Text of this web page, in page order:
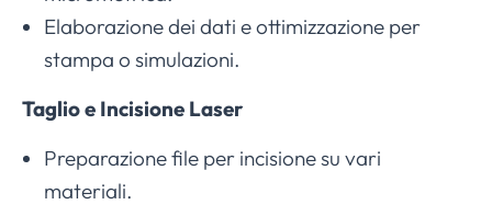
Elaborazione dei dati e ottimizzazione per
stampa o simulazioni.
Taglio e Incisione Laser
Preparazione file per incisione su vari
materiali.